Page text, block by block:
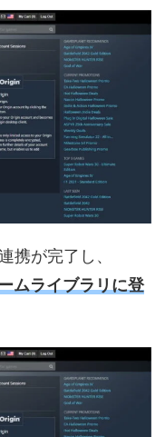
携が完了し、
ムライブラリに登